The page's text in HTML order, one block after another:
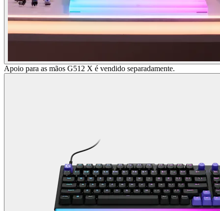
Apoio para as mãos G512 X é vendido separadamente.